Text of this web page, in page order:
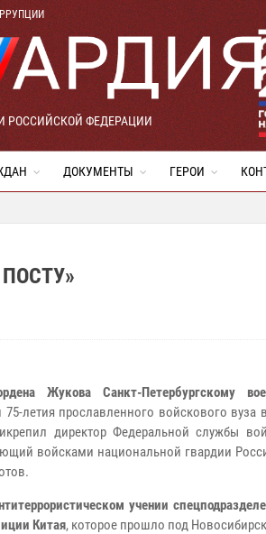
РОССИЙСКОЙ ФЕДЕРАЦИИ
ДОКУМЕНТЫ ГЕРОИ
Жукова Санкт-Петербургскому
летия прославленного войскового вуза
директор Федеральной службы
войсками национальной гвардии
учении
Китая, которое прошло под